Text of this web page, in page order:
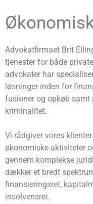
Advokatfirmaet Brit
tjenester for både
advokater har
løsninger inden for
fusioner og opkøb samt
kriminalitet.
Vi rådgiver vores
økonomiske aktiviteter
gennem komplekse
dækker et bredt
finansieringsret,
insolvensret.